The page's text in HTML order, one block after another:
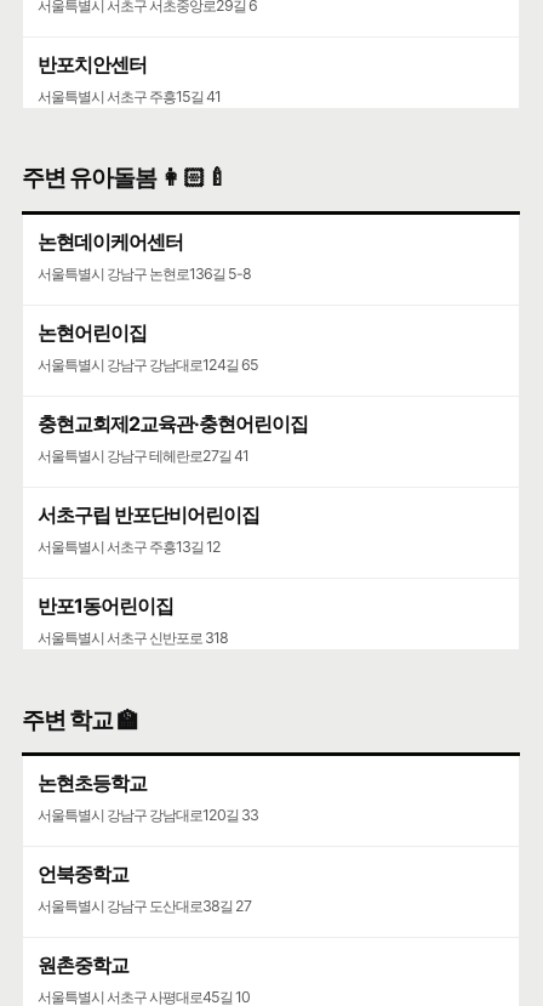
서울특별시 서초구 서초중앙로29길 6
반포치안센터
서울특별시 서초구 주흥15길 41
주변 유아돌봄 👩🏻‍🍼
논현데이케어센터
서울특별시 강남구 논현로136길 5-8
논현어린이집
서울특별시 강남구 강남대로124길 65
충현교회제2교육관·충현어린이집
서울특별시 강남구 테헤란로27길 41
서초구립 반포단비어린이집
서울특별시 서초구 주흥13길 12
반포1동어린이집
서울특별시 서초구 신반포로 318
주변 학교 🏫
논현초등학교
서울특별시 강남구 강남대로120길 33
언북중학교
서울특별시 강남구 도산대로38길 27
원촌중학교
서울특별시 서초구 사평대로45길 10